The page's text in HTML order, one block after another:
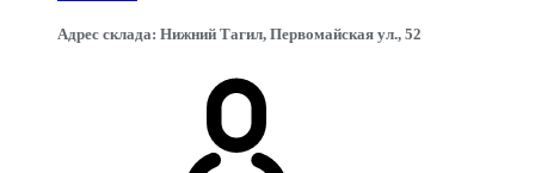
Адрес склада: Нижний Тагил, Первомайская ул., 52